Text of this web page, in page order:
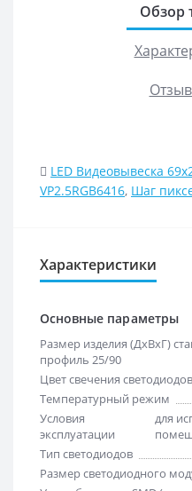
Обзор
LED Видеовывеска
VР2.5RGB6416, Шаг
Характеристики
Основные параметры
Размер изделия (ДхВхГ)
профиль 25/90
Цвет свечения светодиодов
Температурный режим
Условия
эксплуатации
для
Тип светодиодов
Размер светодиодного